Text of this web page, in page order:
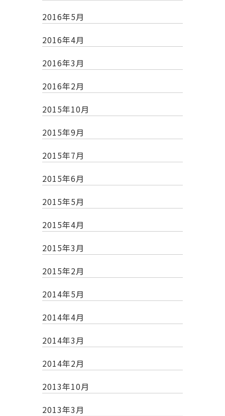
2016年5月
2016年4月
2016年3月
2016年2月
2015年10月
2015年9月
2015年7月
2015年6月
2015年5月
2015年4月
2015年3月
2015年2月
2014年5月
2014年4月
2014年3月
2014年2月
2013年10月
2013年3月